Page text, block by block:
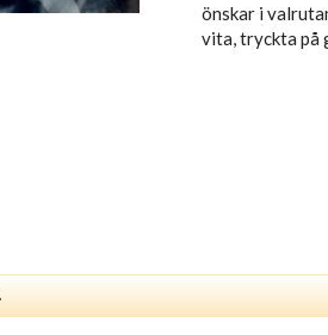
önskar i
vita, tryckta på